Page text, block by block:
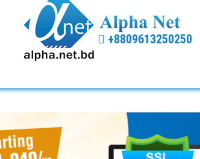
+8809613250250